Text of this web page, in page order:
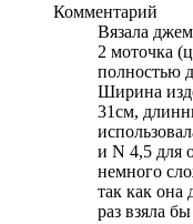
Комментарий
Вязала
2 моточка
полностью
Ширина
31см,
и N 4,5 для
немного
так как она
раз взяла